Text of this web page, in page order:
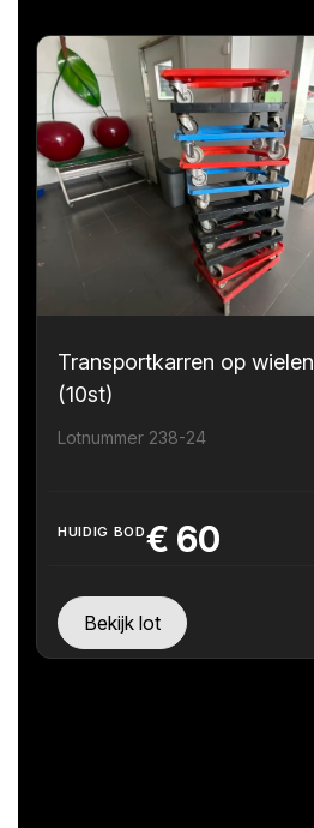
Transportkarren op wielen
(10st)
Lotnummer 238-24
HUIDIG BOD€ 60
Bekijk lot